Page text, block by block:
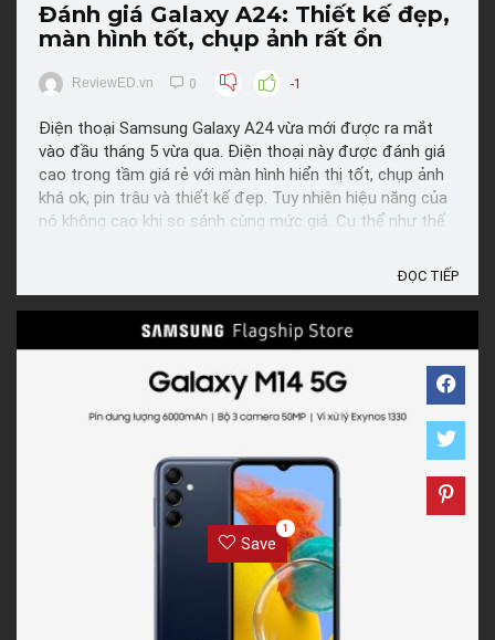
Đánh giá Galaxy A24: Thiết kế đẹp,
màn hình tốt, chụp ảnh rất ổn
ReviewED.vn 0 -1
Điện thoại Samsung Galaxy A24 vừa mới được ra mắt
vào đầu tháng 5 vừa qua. Điện thoại này được đánh giá
cao trong tầm giá rẻ với màn hình hiển thị tốt, chụp ảnh
khá ok, pin trâu và thiết kế đẹp. Tuy nhiên hiệu năng của
nó không cao khi so sánh cùng mức giá. Cụ thể như thế
ĐỌC TIẾP
Save
1